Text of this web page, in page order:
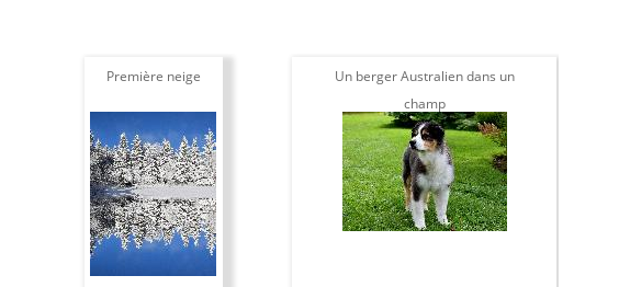
Première neige
Un berger Australien dans un
champ